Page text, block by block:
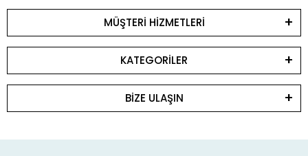
MÜŞTERİ HİZMETLERİ
KATEGORİLER
BİZE ULAŞIN